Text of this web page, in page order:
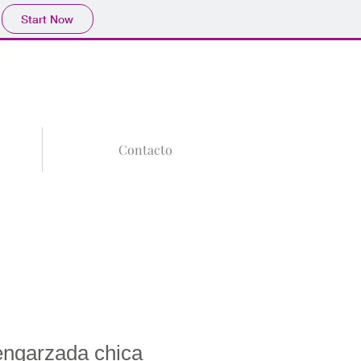
Start Now
Contacto
chica